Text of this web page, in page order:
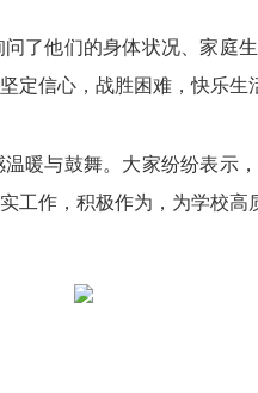
了他们的身体状况、家庭
定信心，战胜困难，快乐生
暖与鼓舞。大家纷纷表示
工作，积极作为，为学校高